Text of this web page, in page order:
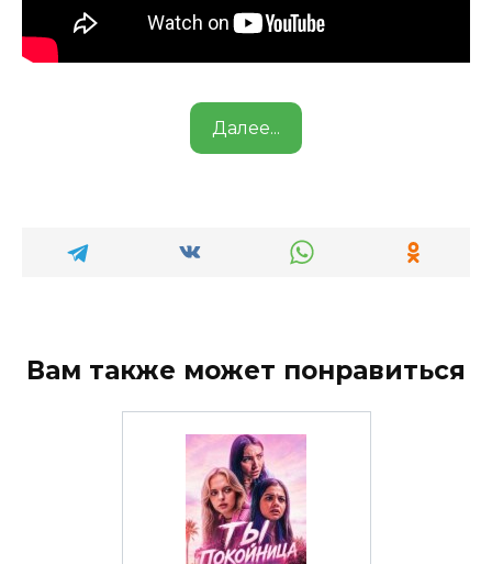
Далее...
Вам также может понравиться